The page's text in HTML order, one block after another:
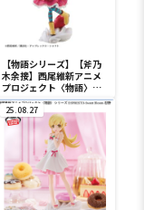
【物語シリーズ】【斧乃
木余接】西尾維新アニメ
プロジェクト〈物語〉シ
リーズ ESPRESTO-
Sweet Bloom-斧乃木余
接
25.08.27